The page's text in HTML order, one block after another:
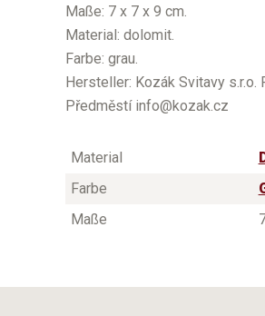
Maße: 7 x 7 x 9 cm.
Material: dolomit.
Farbe: grau.
Hersteller: Kozák Svitavy
Předměstí info@kozak.cz
Material
Farbe
Maße